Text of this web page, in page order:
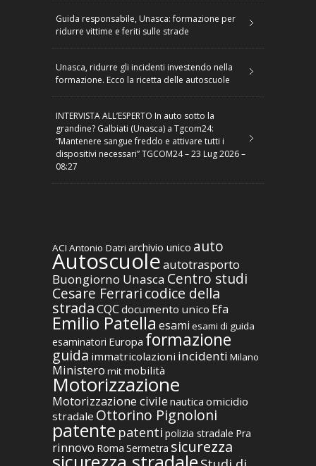
Guida responsabile, Unasca: formazione per
ridurre vittime e feriti sulle strade
Unasca, ridurre gli incidenti investendo nella
formazione. Ecco la ricetta delle autoscuole
INTERVISTA ALL’ESPERTO In auto sotto la
grandine? Galbiati (Unasca) a Tgcom24:
“Mantenere sangue freddo e attivare tutti i
dispositivi necessari” TGCOM24 – 23 Lug 2026 –
08:27
ACI Antonio Datri archivio unico auto
Autoscuoleautotrasporto
Buongiorno Unasca Centro studi
Cesare Ferraricodice della
stradaCQCdocumento unico Efa
Emilio Patella esami esami di guida
esaminatori Europa formazione
guida immatricolazioni incidenti Milano
Ministero mit mobilità
Motorizzazione
Motorizzazione civile nautica omicidio
stradale Ottorino Pignoloni
patente patenti polizia stradale Pra
rinnovo Roma Sermetra sicurezza